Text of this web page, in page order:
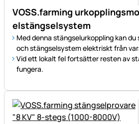
VOSS.farming
elstängselsystem
Med denna stängselurkoppling kan
och stängselsystem elektriskt från
Vid ett lokalt fel fortsätter resten av
fungera.